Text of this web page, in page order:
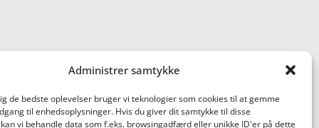
Administrer samtykke
de bedste oplevelser bruger vi teknologier som cookies til at gemme
til enhedsoplysninger. Hvis du giver dit samtykke til disse
vi behandle data som f.eks. browsingadfærd eller unikke ID'er på dette